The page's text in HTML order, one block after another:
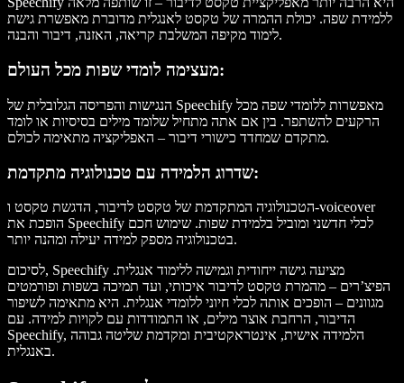
ללמידת שפה. יכולת ההמרה של טקסט לאנגלית מדוברת מאפשרת גישת
לימוד מקיפה המשלבת קריאה, האזנה, דיבור והבנה.
מעצימה לומדי שפות מכל העולם:
הנגישות והפריסה הגלובלית של Speechify מאפשרות ללומדי שפה מכל
הרקעים להשתפר. בין אם אתה מתחיל שלומד מילים בסיסיות או לומד
מתקדם שמחדד כישורי דיבור – האפליקציה מתאימה לכולם.
שדרוג הלמידה עם טכנולוגיה מתקדמת:
הטכנולוגיה המתקדמת של טקסט לדיבור, הדגשת טקסט ו-voiceover
הופכת את Speechify לכלי חדשני ומוביל בלמידת שפות. שימוש חכם
בטכנולוגיה מספק למידה יעילה ומהנה יותר.
לסיכום, Speechify מציעה גישה ייחודית וגמישה ללימוד אנגלית.
הפיצ’רים – מהמרת טקסט לדיבור איכותי, ועד תמיכה בשפות ופורמטים
מגוונים – הופכים אותה לכלי חיוני ללומדי אנגלית. היא מתאימה לשיפור
הדיבור, הרחבת אוצר מילים, או התמודדות עם לקויות למידה. עם
Speechify, הלמידה אישית, אינטראקטיבית ומקדמת שליטה גבוהה
באנגלית.